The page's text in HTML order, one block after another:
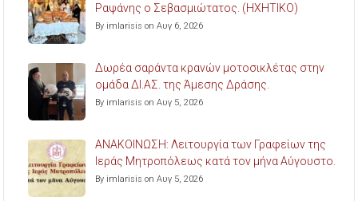
Ραψάνης ο Σεβασμιώτατος. (ΗΧΗΤΙΚΟ)
By imlarisis on Αυγ 6, 2026
Δωρέα σαράντα κρανών μοτοσικλέτας στην
ομάδα ΔΙ.ΑΣ. της Άμεσης Δράσης.
By imlarisis on Αυγ 5, 2026
ΑΝΑΚΟΙΝΩΣΗ: Λειτουργία των Γραφείων της
Ιεράς Μητροπόλεως κατά τον μήνα Αύγουστο.
By imlarisis on Αυγ 5, 2026